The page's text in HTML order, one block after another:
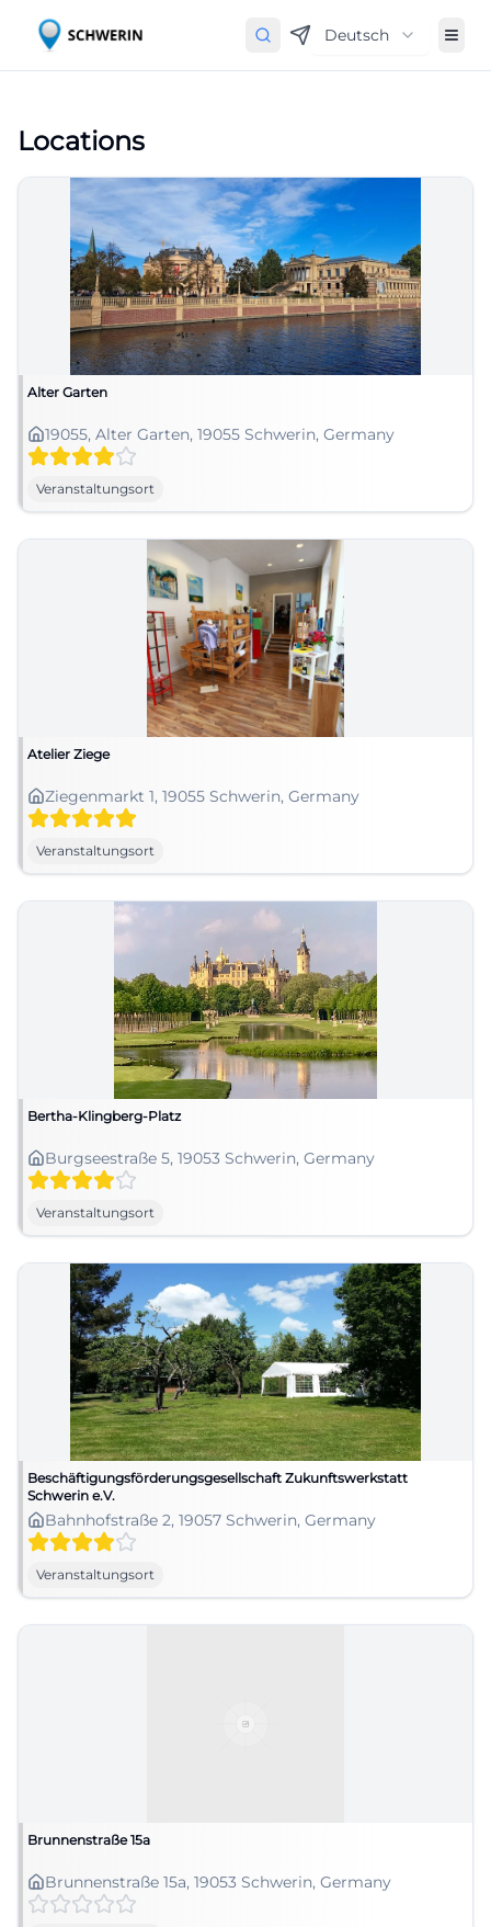
Deutsch
Locations
Alter Garten
19055, Alter Garten, 19055 Schwerin, Germany
Veranstaltungsort
Atelier Ziege
Ziegenmarkt 1, 19055 Schwerin, Germany
Veranstaltungsort
Bertha-Klingberg-Platz
Burgseestraße 5, 19053 Schwerin, Germany
Veranstaltungsort
Beschäftigungsförderungsgesellschaft Zukunftswerkstatt
Schwerin e.V.
Bahnhofstraße 2, 19057 Schwerin, Germany
Veranstaltungsort
Brunnenstraße 15a
Brunnenstraße 15a, 19053 Schwerin, Germany